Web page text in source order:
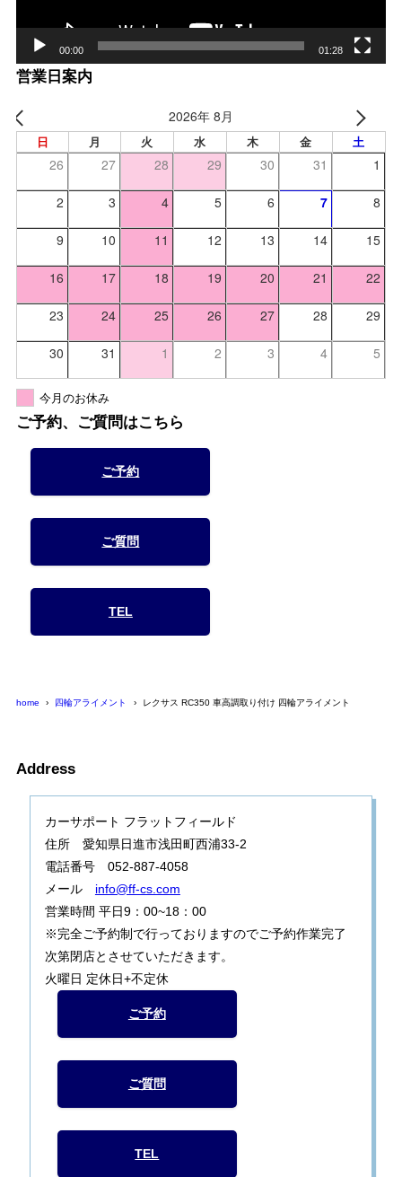
00:00 01:28
営業日案内
2026年 8月
日 月 火 水 木 金 土
26 27 28 29 30 31 1
2 3 4 5 6 7 8
9 10 11 12 13 14 15
16 17 18 19 20 21 22
23 24 25 26 27 28 29
30 31 1 2 3 4 5
今月のお休み
ご予約、ご質問はこちら
ご予約
ご質問
TEL
home 四輪アライメント レクサス RC350 車高調取り付け 四輪アライメント
Address
カーサポート フラットフィールド
住所 愛知県日進市浅田町西浦33-2
電話番号 052-887-4058
メール info@ff-cs.com
営業時間 平日9：00~18：00
※完全ご予約制で行っておりますのでご予約作業完了
次第閉店とさせていただきます。
火曜日 定休日+不定休
ご予約
ご質問
TEL